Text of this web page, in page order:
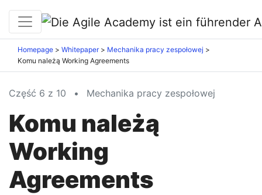
Homepage Whitepaper
Mechanika pracy zespołowej
Komu należą Working Agreements
Część 6 z 10 • Mechanika pracy zespołowej
Komu należą
Working
Agreements